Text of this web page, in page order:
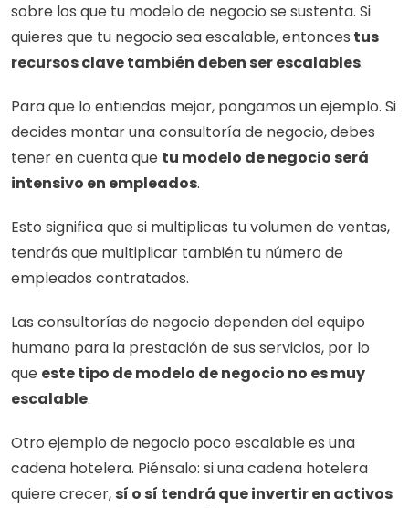
sobre los que tu modelo de negocio se sustenta. Si
quieres que tu negocio sea escalable, entonces tus
recursos clave también deben ser escalables.
Para que lo entiendas mejor, pongamos un ejemplo. Si
decides montar una consultoría de negocio, debes
tener en cuenta que tu modelo de negocio será
intensivo en empleados.
Esto significa que si multiplicas tu volumen de ventas,
tendrás que multiplicar también tu número de
empleados contratados.
Las consultorías de negocio dependen del equipo
humano para la prestación de sus servicios, por lo
que este tipo de modelo de negocio no es muy
escalable.
Otro ejemplo de negocio poco escalable es una
cadena hotelera. Piénsalo: si una cadena hotelera
quiere crecer, sí o sí tendrá que invertir en activos